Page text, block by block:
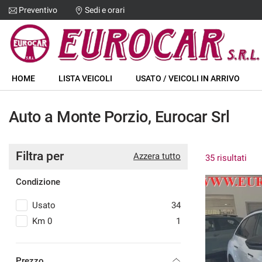
HOME
LISTA VEICOLI
USATO / VEICOLI IN ARRIVO
ACQUISTIAMO USATO
CHI SIAMO
ASSISTENZA
Preventivo Sedi e orari
HOME LISTA VEICOLI USATO / VEICOLI IN ARRIVO
Auto a Monte Porzio, Eurocar Srl
Azzera tutto
Filtra per
Condizione
Usato
34
Km 0
1
35 risultati
tronic
Le
tue
preferenze
di
Il
pannello
ti
di
esprimere
tue
di
consenso
tecnologie